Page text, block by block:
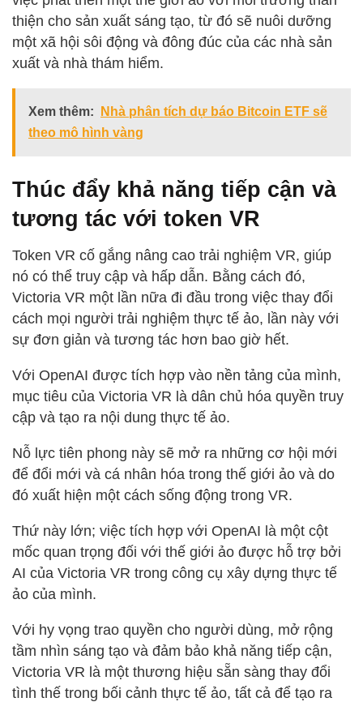
thiện cho sản xuất sáng tạo, từ đó sẽ nuôi dưỡng
một xã hội sôi động và đông đúc của các nhà sản
xuất và nhà thám hiểm.
Xem thêm:
Nhà phân tích dự báo Bitcoin ETF sẽ
theo mô hình vàng
Thúc đẩy khả năng tiếp cận và
tương tác với token VR
Token VR cố gắng nâng cao trải nghiệm VR, giúp
nó có thể truy cập và hấp dẫn. Bằng cách đó,
Victoria VR một lần nữa đi đầu trong việc thay đổi
cách mọi người trải nghiệm thực tế ảo, lần này với
sự đơn giản và tương tác hơn bao giờ hết.
Với OpenAI được tích hợp vào nền tảng của mình,
mục tiêu của Victoria VR là dân chủ hóa quyền truy
cập và tạo ra nội dung thực tế ảo.
Nỗ lực tiên phong này sẽ mở ra những cơ hội mới
để đổi mới và cá nhân hóa trong thế giới ảo và do
đó xuất hiện một cách sống động trong VR.
Thứ này lớn; việc tích hợp với OpenAI là một cột
mốc quan trọng đối với thế giới ảo được hỗ trợ bởi
AI của Victoria VR trong công cụ xây dựng thực tế
ảo của mình.
Với hy vọng trao quyền cho người dùng, mở rộng
tầm nhìn sáng tạo và đảm bảo khả năng tiếp cận,
Victoria VR là một thương hiệu sẵn sàng thay đổi
tình thế trong bối cảnh thực tế ảo, tất cả để tạo ra